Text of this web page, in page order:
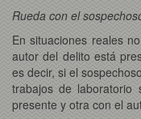
Rueda con el
En situaciones reales
autor del delito está
es decir, si el
trabajos de
presente y otra con el